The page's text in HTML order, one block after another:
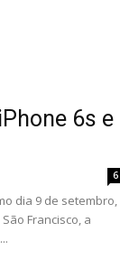
6s e
6
dia 9 de setembro,
Francisco, a